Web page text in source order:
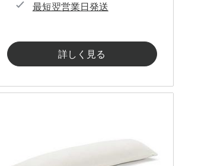
最短翌営業日発送
詳しく見る